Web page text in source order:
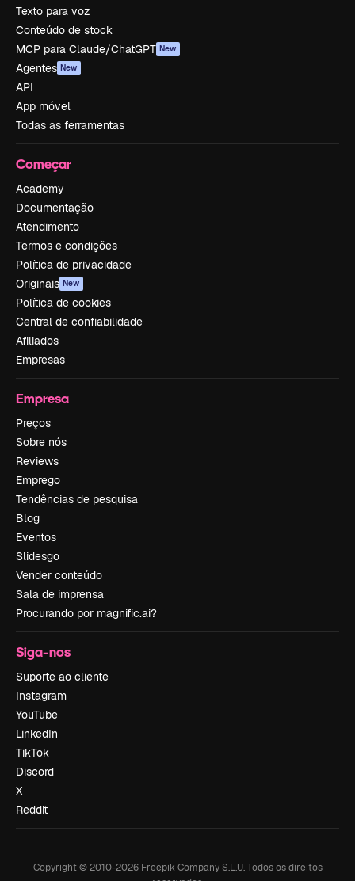
Texto para voz
Conteúdo de stock
MCP para Claude/ChatGPT New
Agentes New
API
App móvel
Todas as ferramentas
Começar
Academy
Documentação
Atendimento
Termos e condições
Política de privacidade
Originais New
Política de cookies
Central de confiabilidade
Afiliados
Empresas
Empresa
Preços
Sobre nós
Reviews
Emprego
Tendências de pesquisa
Blog
Eventos
Slidesgo
Vender conteúdo
Sala de imprensa
Procurando por magnific.ai?
Siga-nos
Suporte ao cliente
Instagram
YouTube
LinkedIn
TikTok
Discord
X
Reddit
Copyright © 2010-2026Freepik Company S.L.U. Todos os direitos